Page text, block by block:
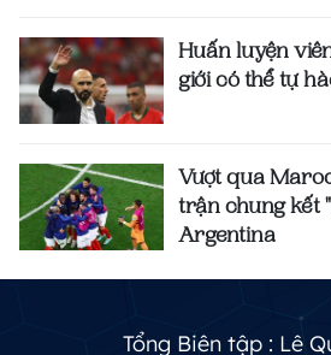
Huấn luyện
giới có thể tự
Vượt qua
trận chung kết
Argentina
Tổng Biên tập : Lê